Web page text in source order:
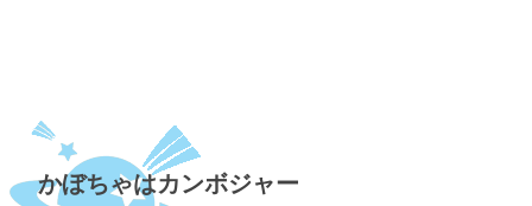
かぼちゃはカンボジャー